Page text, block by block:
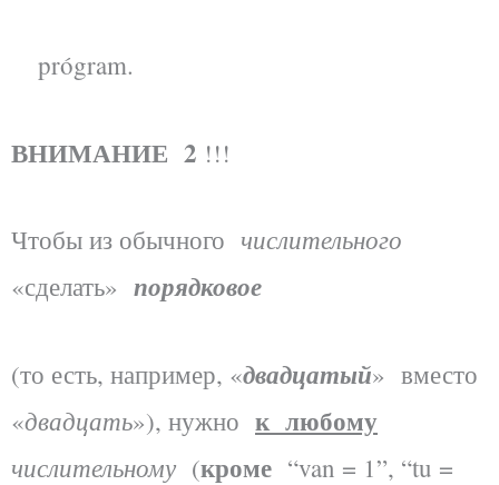
prógram.
ВНИМАНИЕ 2 !!!
Чтобы из обычного числительного
«сделать» порядковое
(то есть, например, «двадцатый» вместо
«двадцать»), нужно к любому
числительному (кроме “van = 1”, “tu =